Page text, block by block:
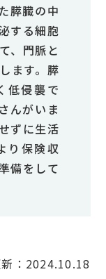
膵臓の中
する細胞
、門脈と
ます。膵
低侵襲で
んがいま
ずに生活
り保険収
備をして
：2024.10.18